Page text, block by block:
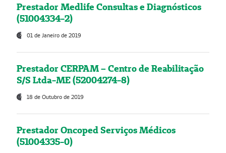
Prestador Medlife Consultas e Diagnósticos
(51004334-2)
01 de Janeiro de 2019
Prestador CERPAM – Centro de Reabilitação
S/S Ltda-ME (52004274-8)
18 de Outubro de 2019
Prestador Oncoped Serviços Médicos
(51004335-0)